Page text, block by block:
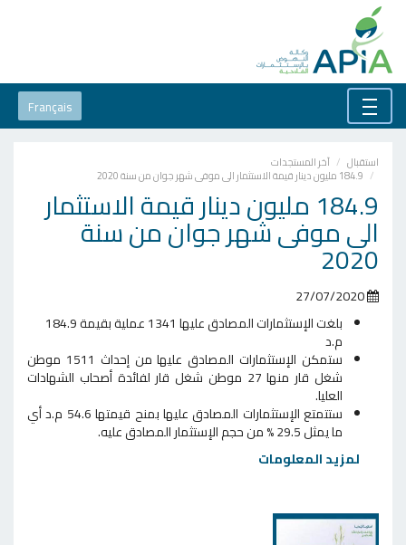
Français
استقبال آخر المستجدات
184.9 مليون دينار قيمة الاستثمار الى موفى شهر جوان من سنة 2020
184.9 مليون دينار قيمة الاستثمار
الى موفى شهر جوان من سنة
2020
بلغت الإستثمارات المصادق عليها 1341 عملية بقيمة 184.9
م.د
ستمكن الإستثمارات المصادق عليها من إحداث 1511 موطن
شغل قار منها 27 موطن شغل قار لفائدة أصحاب الشهادات
العليا.
ستتمتع الإستثمارات المصادق عليها بمنح قيمتها 54.6 م.د أي
ما يمثل 29.5 % من حجم الإستثمار المصادق عليه.
لمزيد المعلومات